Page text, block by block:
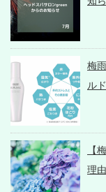
梅
ル
【
理由